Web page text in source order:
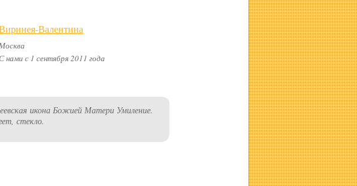
Валентина
нами с 1 сентября 2011 года
икона Божией Матери Умиление.
стекло.